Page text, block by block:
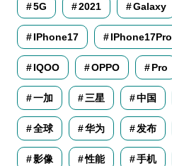
5G 2021 Galaxy
IPhone17 IPhone17Pro
IQOO OPPO Pro
一加 三星 中国
全球 华为 发布
影像 性能 手机